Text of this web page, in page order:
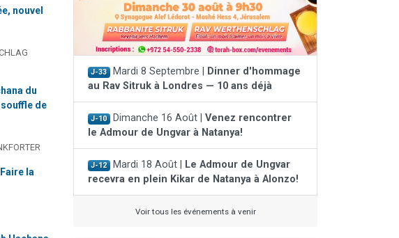
nouvel
du
de
la
J-33 Mardi 8 Septembre |
Dinner d'hommage
au Rav Sitruk à Londres — 10 ans déjà
J-10 Dimanche 16 Août | Venez rencontrer
le Admour de Ungvar à Natanya!
J-12 Mardi 18 Août |
Le Admour de Ungvar
recevra en plein Kikar de Natanya à Alonzo!
Voir tous les événements à venir